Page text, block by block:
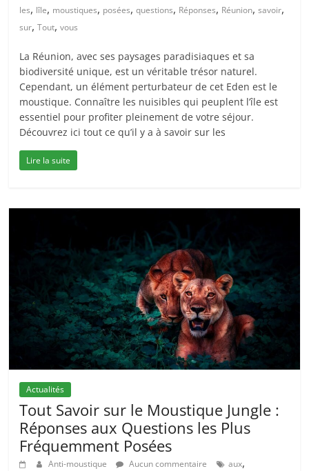
les, lîle, moustiques, posées,questions, Réponses, Réunion,savoir,
sur,Tout,vous
La Réunion, avec ses paysages paradisiaques et sa
biodiversité unique, est un véritable trésor naturel.
Cependant, un élément perturbateur de cet Eden est le
moustique. Connaître les nuisibles qui peuplent l’île est
essentiel pour profiter pleinement de votre séjour.
Découvrez ici tout ce qu’il y a à savoir sur les
Lire la suite
Actualités
Tout Savoir sur le Moustique Jungle :
Réponses aux Questions les Plus
Fréquemment Posées
Anti-moustique Aucun commentaire aux,